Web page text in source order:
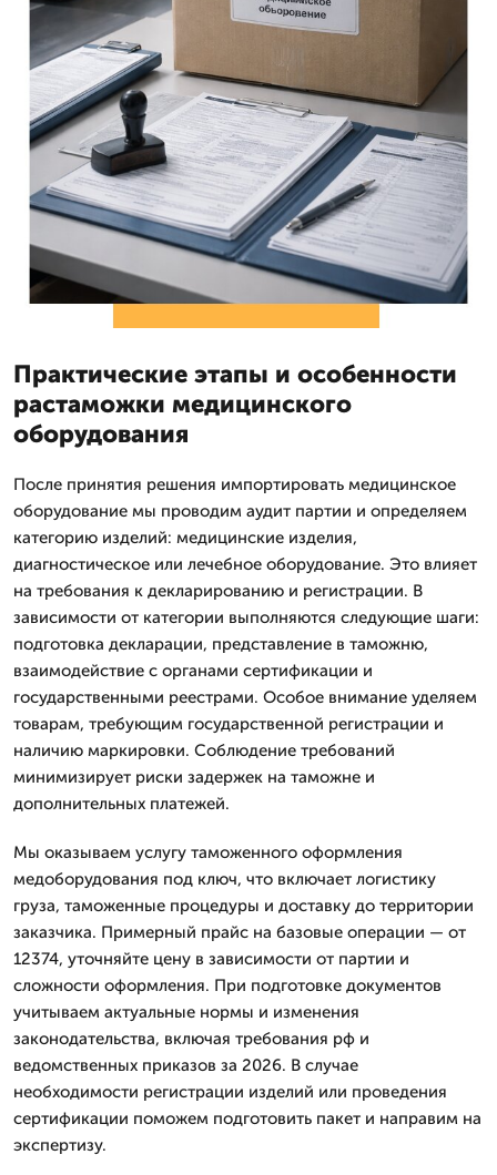
Практические этапы и особенности
растаможки медицинского
оборудования
После принятия решения импортировать медицинское
оборудование мы проводим аудит партии и определяем
категорию изделий: медицинские изделия,
диагностическое или лечебное оборудование. Это влияет
на требования к декларированию и регистрации. В
зависимости от категории выполняются следующие шаги:
подготовка декларации, представление в таможню,
взаимодействие с органами сертификации и
государственными реестрами. Особое внимание уделяем
товарам, требующим государственной регистрации и
наличию маркировки. Соблюдение требований
минимизирует риски задержек на таможне и
дополнительных платежей.
Мы оказываем услугу таможенного оформления
медоборудования под ключ, что включает логистику
груза, таможенные процедуры и доставку до территории
заказчика. Примерный прайс на базовые операции — от
12374, уточняйте цену в зависимости от партии и
сложности оформления. При подготовке документов
учитываем актуальные нормы и изменения
законодательства, включая требования рф и
ведомственных приказов за 2026. В случае
необходимости регистрации изделий или проведения
сертификации поможем подготовить пакет и направим на
экспертизу.